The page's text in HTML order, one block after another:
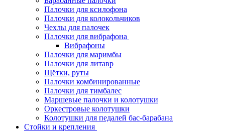
Палочки для ксилофона
Палочки для колокольчиков
Чехлы для палочек
Палочки для вибрафона
Вибрафоны
Палочки для маримбы
Палочки для литавр
Щётки, руты
Палочки комбинированные
Палочки для тимбалес
Маршевые палочки и колотушки
Оркестровые колотушки
Колотушки для педалей бас-барабана
Стойки и крепления